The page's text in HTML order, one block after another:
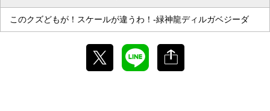
このクズどもが！スケールが違うわ！-緑神龍ディルガベジーダ